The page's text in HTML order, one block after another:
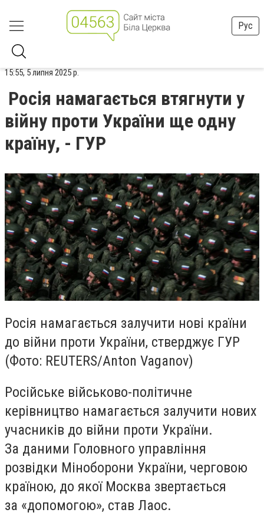
Рус
15:55, 5 липня 2025 р.
Росія намагається втягнути у
війну проти України ще одну
країну, - ГУР
Росія намагається залучити нові країни
до війни проти України, стверджує ГУР
(Фото: REUTERS/Anton Vaganov)
Російське військово-політичне
керівництво намагається залучити нових
учасників до війни проти України.
За даними Головного управління
розвідки Міноборони України, черговою
країною, до якої Москва звертається
за «допомогою», став Лаос.